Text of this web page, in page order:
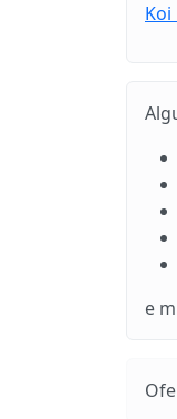
Koi
e